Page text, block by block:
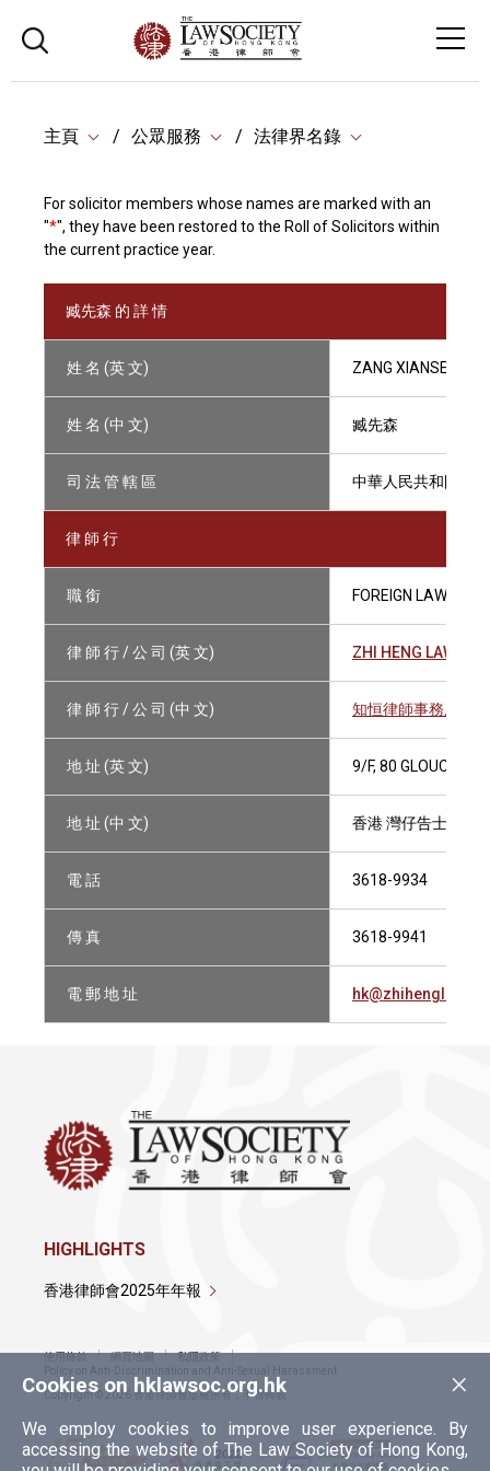
主頁 公眾服務 法律界名錄
For solicitor members whose names are marked with an
"*", they have been restored to the Roll of Solicitors within
the current practice year.
臧先森 的 詳 情
姓 名 (英 文) ZANG XIANSEN
姓 名 (中 文) 臧先森
司 法 管 轄 區 中華人民共和國
律 師 行
職 銜 FOREIGN LAWYER
律 師 行 / 公 司 (英 文) ZHI HENG LAW
律 師 行 / 公 司 (中 文) 知恒律師事務所
地 址 (英 文) 9/F, 80
地 址 (中 文) 香港 灣仔告士打道
電 話 3618-9934
傳 真 3618-9941
電 郵 地 址
×
Cookies on hklawsoc.org.hk
We employ cookies to improve user experience. By
accessing the website of The Law Society of Hong Kong,
HIGHLIGHTS
香港律師會2025年年報
使用條款 網頁地圖
私隱政策
Policy on Anti-Discrimination and Anti-Sexual Harassment
Copyright © 2026 香港律師會版權所有，不得轉載